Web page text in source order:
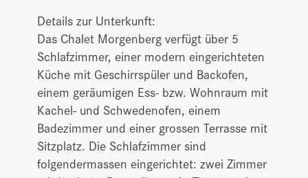
Details zur Unterkunft:
Das Chalet Morgenberg verfügt über 5
Schlafzimmer, einer modern eingerichteten
Küche mit Geschirrspüler und Backofen,
einem geräumigen Ess- bzw. Wohnraum mit
Kachel- und Schwedenofen, einem
Badezimmer und einer grossen Terrasse mit
Sitzplatz. Die Schlafzimmer sind
folgendermassen eingerichtet: zwei Zimmer